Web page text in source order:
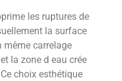
les ruptures de
la surface
carrelage
la zone d eau crée
choix esthétique